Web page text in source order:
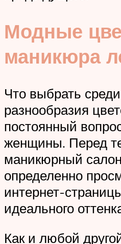
Модные
маникюра
Что выбрать
разнообразия
постоянный
женщины. Перед
маникюрный
определенно
интернет-
идеального
Как и любой